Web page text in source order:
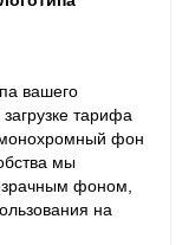
вашего
тарифа
фон
мы
фоном,
на